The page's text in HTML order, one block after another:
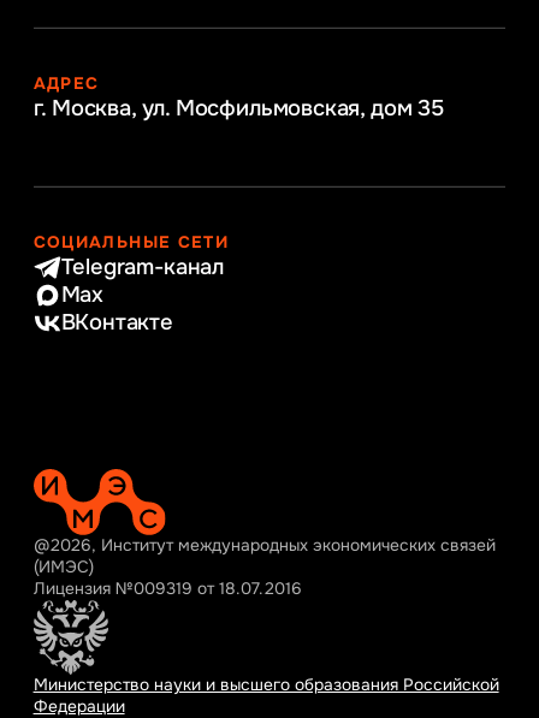
АДРЕС
г. Москва, ул. Мосфильмовская, дом 35
СОЦИАЛЬНЫЕ СЕТИ
Telegram-канал
Max
ВКонтакте
@2026, Институт международных экономических связей
(ИМЭС)
Лицензия №009319 от 18.07.2016
Министерство науки и высшего образования Российской
Федерации